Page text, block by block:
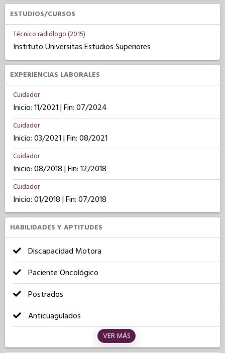
ESTUDIOS/CURSOS
Técnico radiólogo (2015)
Instituto Universitas Estudios Superiores
EXPERIENCIAS LABORALES
Cuidador
Inicio: 11/2021 | Fin: 07/2024
Cuidador
Inicio: 03/2021 | Fin: 08/2021
Cuidador
Inicio: 08/2018 | Fin: 12/2018
Cuidador
Inicio: 01/2018 | Fin: 07/2018
HABILIDADES Y APTITUDES
Discapacidad Motora
Paciente Oncológico
Postrados
Anticuagulados
VER MÁS